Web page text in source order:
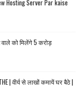
Hosting Server Par kaise
को मिलेंगे 5 करोड़
| वीर्य से लाखों कमायें घर बैठे |